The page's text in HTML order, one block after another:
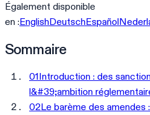
Également disponible
en :EnglishDeutschEspañol
Sommaire
01Introduction : des
l&#39;ambition
02Le barème des amendes